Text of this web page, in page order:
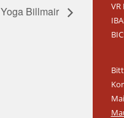
Yoga Billmair
VR